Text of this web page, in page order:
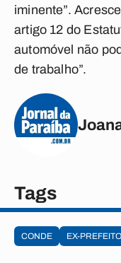
iminente”.
artigo 12 do
automóvel não
de trabalho”.
Tags
CONDE EX-PREFEITO